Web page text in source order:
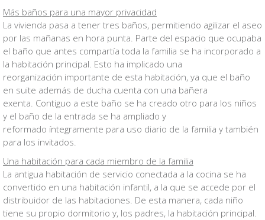
Más baños para una mayor privacidad
La vivienda pasa a tener tres baños, permitiendo agilizar el aseo
por las mañanas en hora punta. Parte del espacio que ocupaba
el baño que antes compartía toda la familia se ha incorporado a
la habitación principal. Esto ha implicado una
reorganización importante de esta habitación, ya que el baño
en suite además de ducha cuenta con una bañera
exenta. Contiguo a este baño se ha creado otro para los niños
y el baño de la entrada se ha ampliado y
reformado íntegramente para uso diario de la familia y también
para los invitados.
Una habitación para cada miembro de la familia
La antigua habitación de servicio conectada a la cocina se ha
convertido en una habitación infantil, a la que se accede por el
distribuidor de las habitaciones. De esta manera, cada niño
tiene su propio dormitorio y, los padres, la habitación principal.